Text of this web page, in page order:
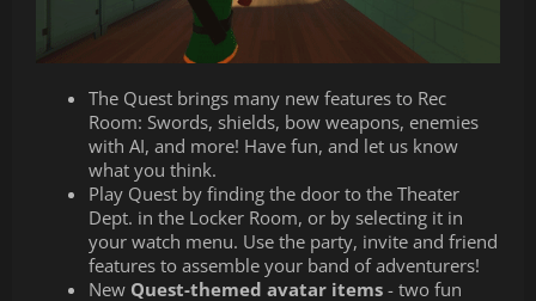
The Quest brings many new features to Rec
Room: Swords, shields, bow weapons, enemies
with AI, and more! Have fun, and let us know
what you think.
Play Quest by finding the door to the Theater
Dept. in the Locker Room, or by selecting it in
your watch menu. Use the party, invite and friend
features to assemble your band of adventurers!
New Quest-themed avatar items - two fun